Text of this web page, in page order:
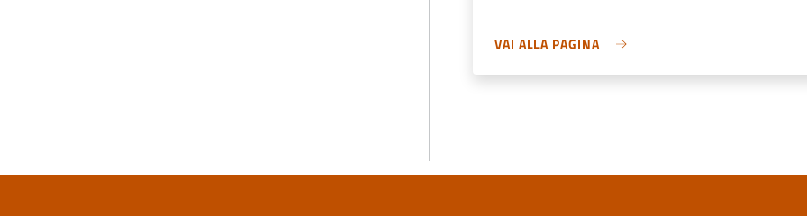
VAI ALLA PAGINA